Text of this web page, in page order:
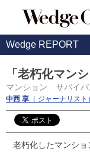
Wedge REPORT
「老朽化マン
マンション サバイ
中西 享 （ ジャーナリスト）
老朽化したマンシ